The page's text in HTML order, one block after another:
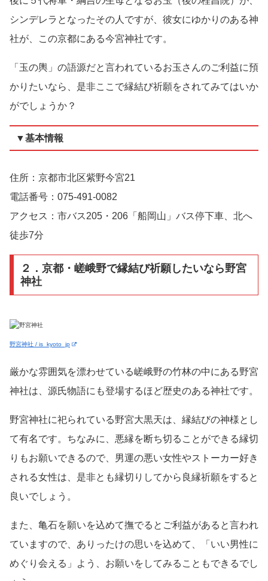
シンデレラとなったその人ですが、彼女にゆかりのある神
社が、この京都にある今宮神社です。
「玉の輿」の語源だと言われているお玉さんのご利益に預
かりたいなら、是非ここで縁結び祈願をされてみてはいか
がでしょうか？
▼基本情報
住所：京都市北区紫野今宮21
電話番号：075-491-0082
アクセス：市バス205・206「船岡山」バス停下車、北へ
徒歩7分
２．京都・嵯峨野で縁結び祈願したいなら野宮
神社
野宮神社 / is_kyoto_jp
厳かな雰囲気を漂わせている嵯峨野の竹林の中にある野宮
神社は、源氏物語にも登場するほど歴史のある神社です。
野宮神社に祀られている野宮大黒天は、縁結びの神様とし
て有名です。ちなみに、悪縁を断ち切ることができる縁切
りもお願いできるので、男運の悪い女性やストーカー好き
される女性は、是非とも縁切りしてから良縁祈願をすると
良いでしょう。
また、亀石を願いを込めて撫でるとご利益があると言われ
ていますので、ありったけの思いを込めて、「いい男性に
めぐり会える」よう、お願いをしてみることもできるでし